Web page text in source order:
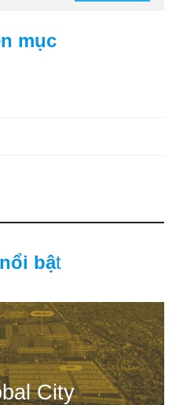
mục
bật
City